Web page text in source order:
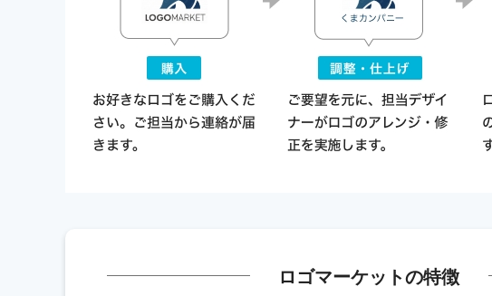
ロゴマーケットの特徴